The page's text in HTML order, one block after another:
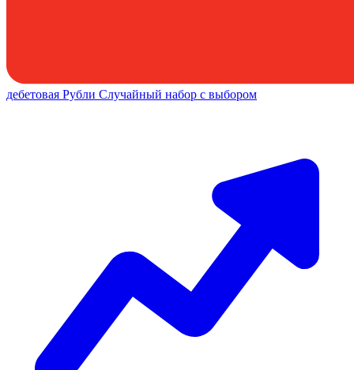
дебетовая Рубли Случайный набор с выбором